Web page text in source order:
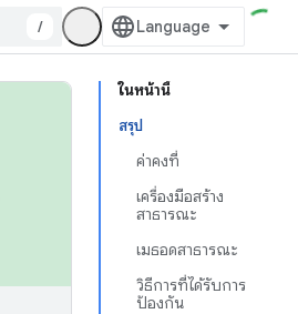
/
ในหน้านี้
สรุป
ค่าคงที่
เครื่องมือสร้าง
สาธารณะ
เมธอดสาธารณะ
วิธีการที่ได้รับการ
ป้องกัน